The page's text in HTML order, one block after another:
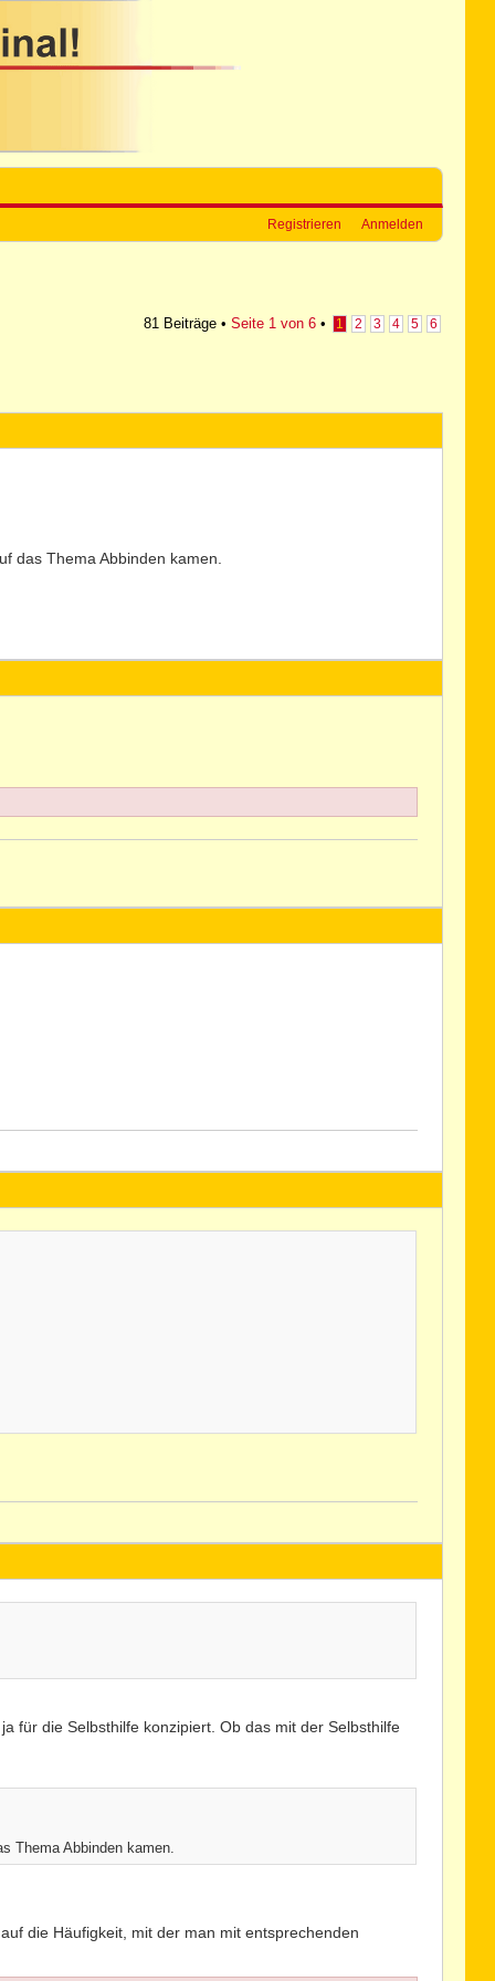
Registrieren Anmelden
81 Beiträge • Seite 1von 6• 1 2 3 4 5 6
das Thema Abbinden kamen.
für die Selbsthilfe konzipiert. Ob das mit der Selbsthilfe
Thema Abbinden kamen.
die Häufigkeit, mit der man mit entsprechenden